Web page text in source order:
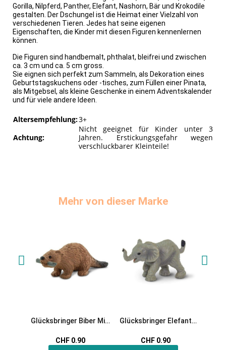
Gorilla, Nilpferd, Panther, Elefant, Nashorn, Bär und Krokodile
gestalten. Der Dschungel ist die Heimat einer Vielzahl von
verschiedenen Tieren. Jedes hat seine eigenen
Eigenschaften, die Kinder mit diesen Figuren kennenlernen
können.
Die Figuren sind handbemalt, phthalat, bleifrei und zwischen
ca. 3 cm und ca. 5 cm gross.
Sie eignen sich perfekt zum Sammeln, als Dekoration eines
Geburtstagskuchens oder -tisches, zum Füllen einer Pinata,
als Mitgebsel, als kleine Geschenke in einem Adventskalender
und für viele andere Ideen.
Altersempfehlung:3+
Achtung:
Nicht geeignet für Kinder unter 3
Jahren. Erstickungsgefahr wegen
verschluckbarer Kleinteile!
Mehr von dieser Marke
Glücksbringer Biber Mini
CHF 0.90
Glücksbringer Elefant
CHF 0.90